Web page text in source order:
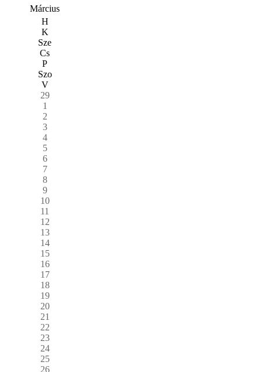
Március
H
K
Sze
Cs
P
Szo
V
29
1
2
3
4
5
6
7
8
9
10
11
12
13
14
15
16
17
18
19
20
21
22
23
24
25
26